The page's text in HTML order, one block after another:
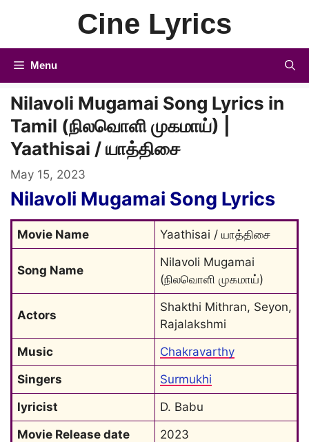
Cine Lyrics
Menu
Nilavoli Mugamai Song Lyrics in
Tamil (நிலவொளி முகமாய்) |
Yaathisai / யாத்திசை
May 15, 2023
Nilavoli Mugamai Song Lyrics
Movie Name Yaathisai / யாத்திசை
Song Name
Nilavoli Mugamai
(நிலவொளி முகமாய்)
Actors
Shakthi Mithran, Seyon,
Rajalakshmi
Music
Chakravarthy
Singers
Surmukhi
lyricist
D. Babu
Movie Release date
2023